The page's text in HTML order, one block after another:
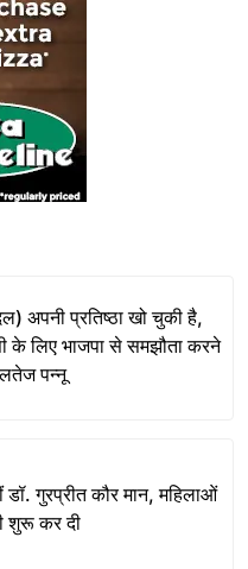
अपनी प्रतिष्ठा खो चुकी है,
के लिए भाजपा से समझौता करने
पन्नू
गुरप्रीत कौर मान, महिलाओं
शुरू कर दी